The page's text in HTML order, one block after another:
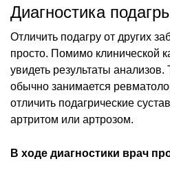
Диагностика
Отличить подагру от других
просто. Помимо клинической
увидеть результаты
обычно занимается
отличить подагрические
артритом или артрозом.
В ходе диагностики врач